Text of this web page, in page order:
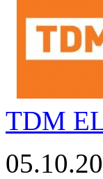
TDM